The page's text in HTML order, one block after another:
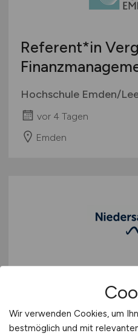
Referent*in
Hochschule Emden/
vor 4 Tagen
Emden
vor 5 Tagen
Wir verwenden Cookies, um
bestmöglich und mit